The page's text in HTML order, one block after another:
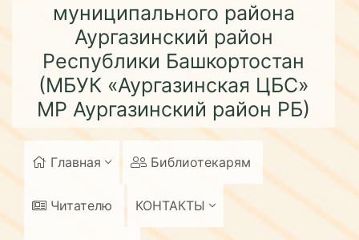
муниципального района
Аургазинский район
Республики Башкортостан
(МБУК «Аургазинская ЦБС»
МР Аургазинский район РБ)
Главная Библиотекарям
Читателю КОНТАКТЫ